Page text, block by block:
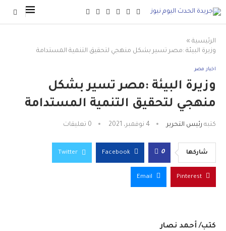
الرئيسية »
وزيرة البيئة :مصر تسير بشكل منهجي لتحقيق التنمية المستدامة
اخبار مصر
وزيرة البيئة :مصر تسير بشكل
منهجي لتحقيق التنمية المستدامة
كتبه رئيس التحرير 4 نوفمبر، 2021 0 تعليقات
شاركها 0
Facebook
Twitter
Pinterest
Email
كتب/ أحمد نصار